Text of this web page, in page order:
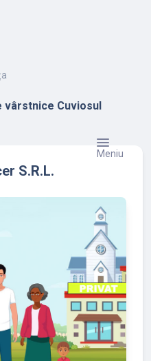
vârstnice Cuviosul
Meniu
S.R.L.